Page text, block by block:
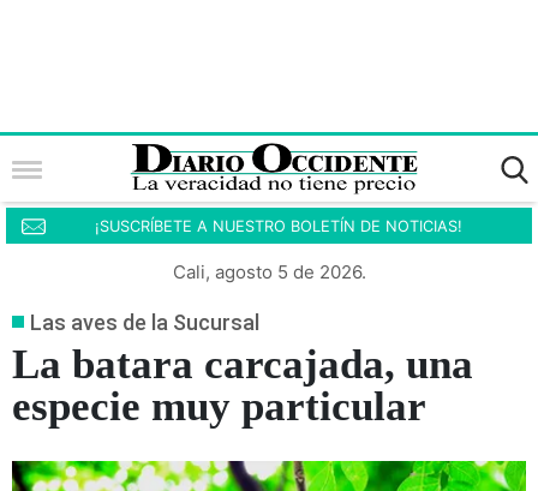
¡SUSCRÍBETE A NUESTRO BOLETÍN DE NOTICIAS!
Cali, agosto 5 de 2026.
Las aves de la Sucursal
La batara carcajada, una
especie muy particular